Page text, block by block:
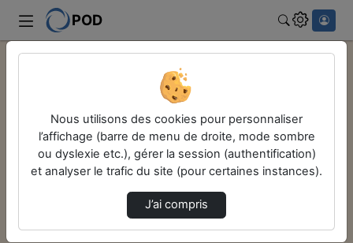
POD
Remise à niveau en maths
Exemples : Format Scientifique Et Chiffres S…
Remise à niveau
en maths
Description de la chaîne
Nous utilisons des cookies pour personnaliser
l’affichage (barre de menu de droite, mode sombre
ou dyslexie etc.), gérer la session (authentification)
et analyser le trafic du site (pour certaines instances).
J’ai compris